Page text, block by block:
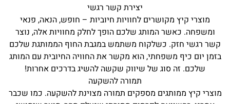
יצירת קשר רגשי
מוצרי קיץ מקושרים לחוויות חיוביות – חופש, הנאה, פנאי
ומשפחה. כאשר המותג שלכם הופך לחלק מחוויות אלה, נוצר
רגשי חזק. כשלקוח משתמש במגבת החוף הממותגת שלכם
יום כיף משפחתי, הוא מקשר את החוויה החיובית עם המותג
שלכם. זה סוג של שיווק שקשה להשיג בדרכים אחרות!
תמורה להשקעה
קיץ ממותגים מספקים תמורה מצוינת להשקעה. כמו שכבר